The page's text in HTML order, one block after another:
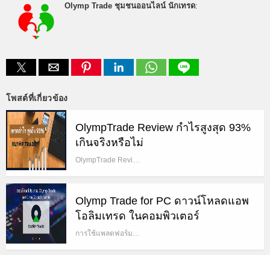
Olymp Trade ชุมชนออนไลน์ นักเทรด:
โพสต์ที่เกี่ยวข้อง
OlympTrade Review กำไรสูงสุด 93%
เกินจริงหรือไม่
OlympTrade Revi…
Olymp Trade for PC ดาวน์โหลดแอพ
โอลิมเทรด ในคอมพิวเตอร์
การใช้แพลตฟอร์ม…